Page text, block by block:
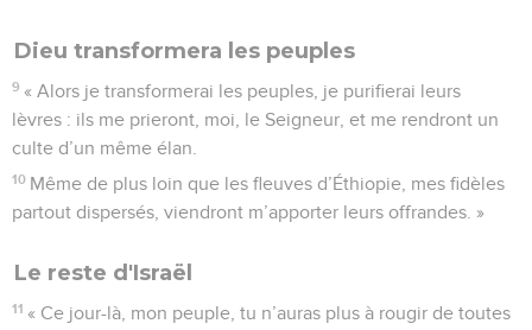
Dieu transformera les peuples
9 « Alors je transformerai les peuples, je purifierai leurs
lèvres : ils me prieront, moi, le Seigneur, et me rendront un
culte d’un même élan.
10 Même de plus loin que les fleuves d’Éthiopie, mes fidèles
partout dispersés, viendront m’apporter leurs offrandes. »
Le reste d'Israël
11 « Ce jour-là, mon peuple, tu n’auras plus à rougir de toutes